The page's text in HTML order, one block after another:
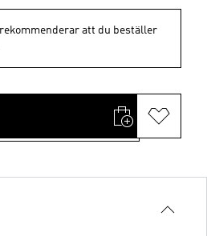
att du beställer